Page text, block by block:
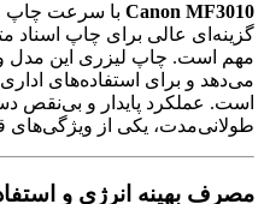
Canon MF3010 با سرعت چاپ
گزینه‌ای عالی برای چاپ اسناد
مهم است. چاپ لیزری این مدل
می‌دهد و برای استفاده‌های
است. عملکرد پایدار و بی‌نقص
طولانی‌مدت، یکی از ویژگی‌های
مصرف بهینه انرژی و